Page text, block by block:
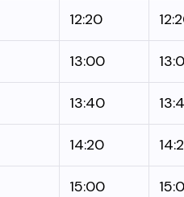
12:20
13:00
13:40
14:20
15:00